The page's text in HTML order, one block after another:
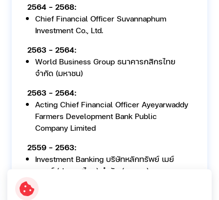
2564 - 2568:
Chief Financial Officer Suvannaphum
Investment Co., Ltd.
2563 - 2564:
World Business Group ธนาคารกสิกรไทย
จำกัด (มหาชน)
2563 - 2564:
Acting Chief Financial Officer Ayeyarwaddy
Farmers Development Bank Public
Company Limited
2559 - 2563:
Investment Banking บริษัทหลักทรัพย์ เมย์
แบงก์ (ประเทศไทย) จำกัด (มหาชน)
2558 - 2559: